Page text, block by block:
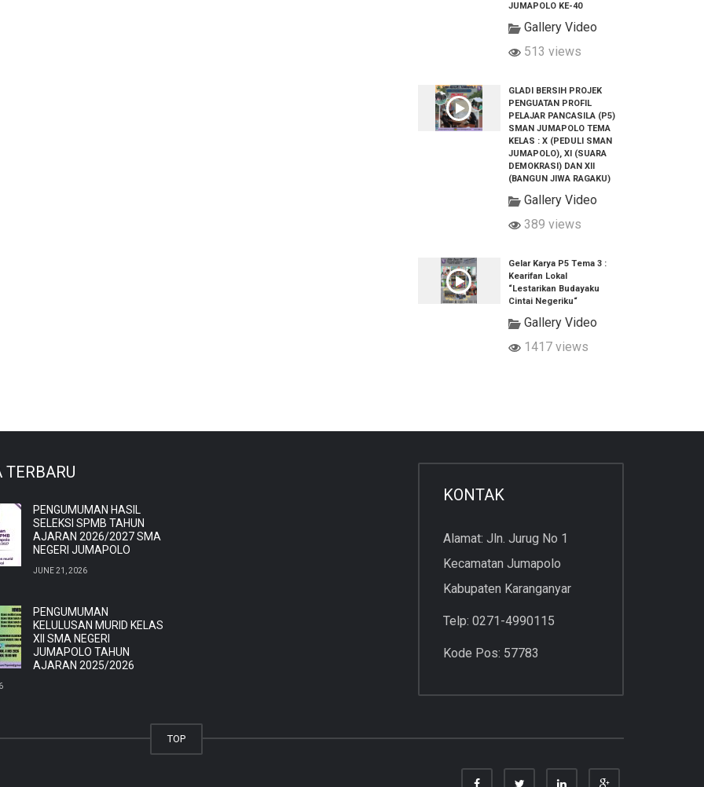
JUMAPOLO KE-40
Gallery Video
513 views
GLADI BERSIH PROJEK
PENGUATAN PROFIL
PELAJAR PANCASILA (P5)
SMAN JUMAPOLO TEMA
KELAS : X (PEDULI SMAN
JUMAPOLO), XI (SUARA
DEMOKRASI) DAN XII
(BANGUN JIWA RAGAKU)
Gallery Video
389 views
Gelar Karya P5 Tema 3 :
Kearifan Lokal
“Lestarikan Budayaku
Cintai Negeriku“
Gallery Video
1417 views
TERBARU
PENGUMUMAN HASIL
SELEKSI SPMB TAHUN
AJARAN 2026/2027 SMA
NEGERI JUMAPOLO
JUNE 21, 2026
PENGUMUMAN
KELULUSAN MURID KELAS
XII SMA NEGERI
JUMAPOLO TAHUN
AJARAN 2025/2026
KONTAK
Alamat: Jln. Jurug No 1
Kecamatan Jumapolo
Kabupaten Karanganyar
Telp: 0271-4990115
Kode Pos: 57783
TOP